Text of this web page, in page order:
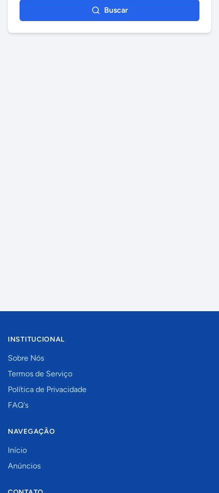
Buscar
INSTITUCIONAL
Sobre Nós
Termos de Serviço
Política de Privacidade
FAQ's
NAVEGAÇÃO
Início
Anúncios